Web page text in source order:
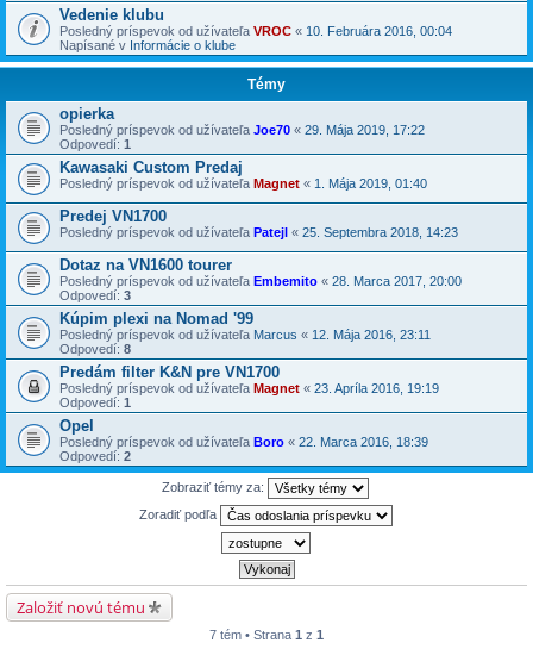
Vedenie klubu
Posledný príspevok od užívateľa VROC « 10. Februára 2016, 00:04
Napísané v Informácie o klube
Témy
opierka
Posledný príspevok od užívateľa Joe70 « 29. Mája 2019, 17:22
Odpovedí: 1
Kawasaki Custom Predaj
Posledný príspevok od užívateľa Magnet « 1. Mája 2019, 01:40
Predej VN1700
Posledný príspevok od užívateľa Patejl « 25. Septembra 2018, 14:23
Dotaz na VN1600 tourer
Posledný príspevok od užívateľa Embemito « 28. Marca 2017, 20:00
Odpovedí: 3
Kúpim plexi na Nomad '99
Posledný príspevok od užívateľa Marcus « 12. Mája 2016, 23:11
Odpovedí: 8
Predám filter K&N pre VN1700
Posledný príspevok od užívateľa Magnet « 23. Apríla 2016, 19:19
Odpovedí: 1
Opel
Posledný príspevok od užívateľa Boro « 22. Marca 2016, 18:39
Odpovedí: 2
Zobraziť témy za:
Zoradiť podľa
Založiť novú tému
7 tém • Strana 1 z 1